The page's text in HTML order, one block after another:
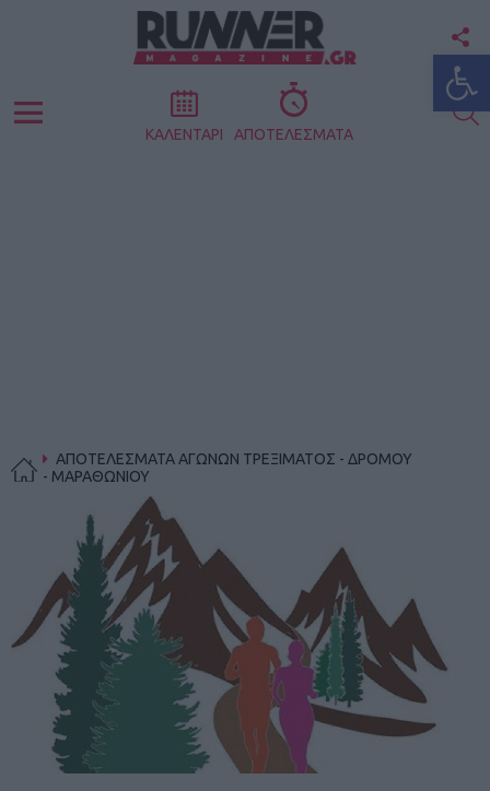
Menu ΚΑΛΕΝΤΑΡΙ ΑΠΟΤΕΛΕΣΜΑΤΑ
ΑΠΟΤΕΛΕΣΜΑΤΑ ΑΓΩΝΩΝ ΤΡΕΞΙΜΑΤΟΣ - ΔΡΟΜΟΥ
- ΜΑΡΑΘΩΝΙΟΥ